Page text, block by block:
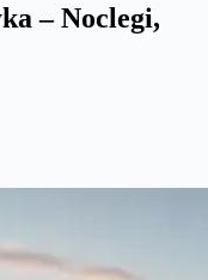
– Noclegi,